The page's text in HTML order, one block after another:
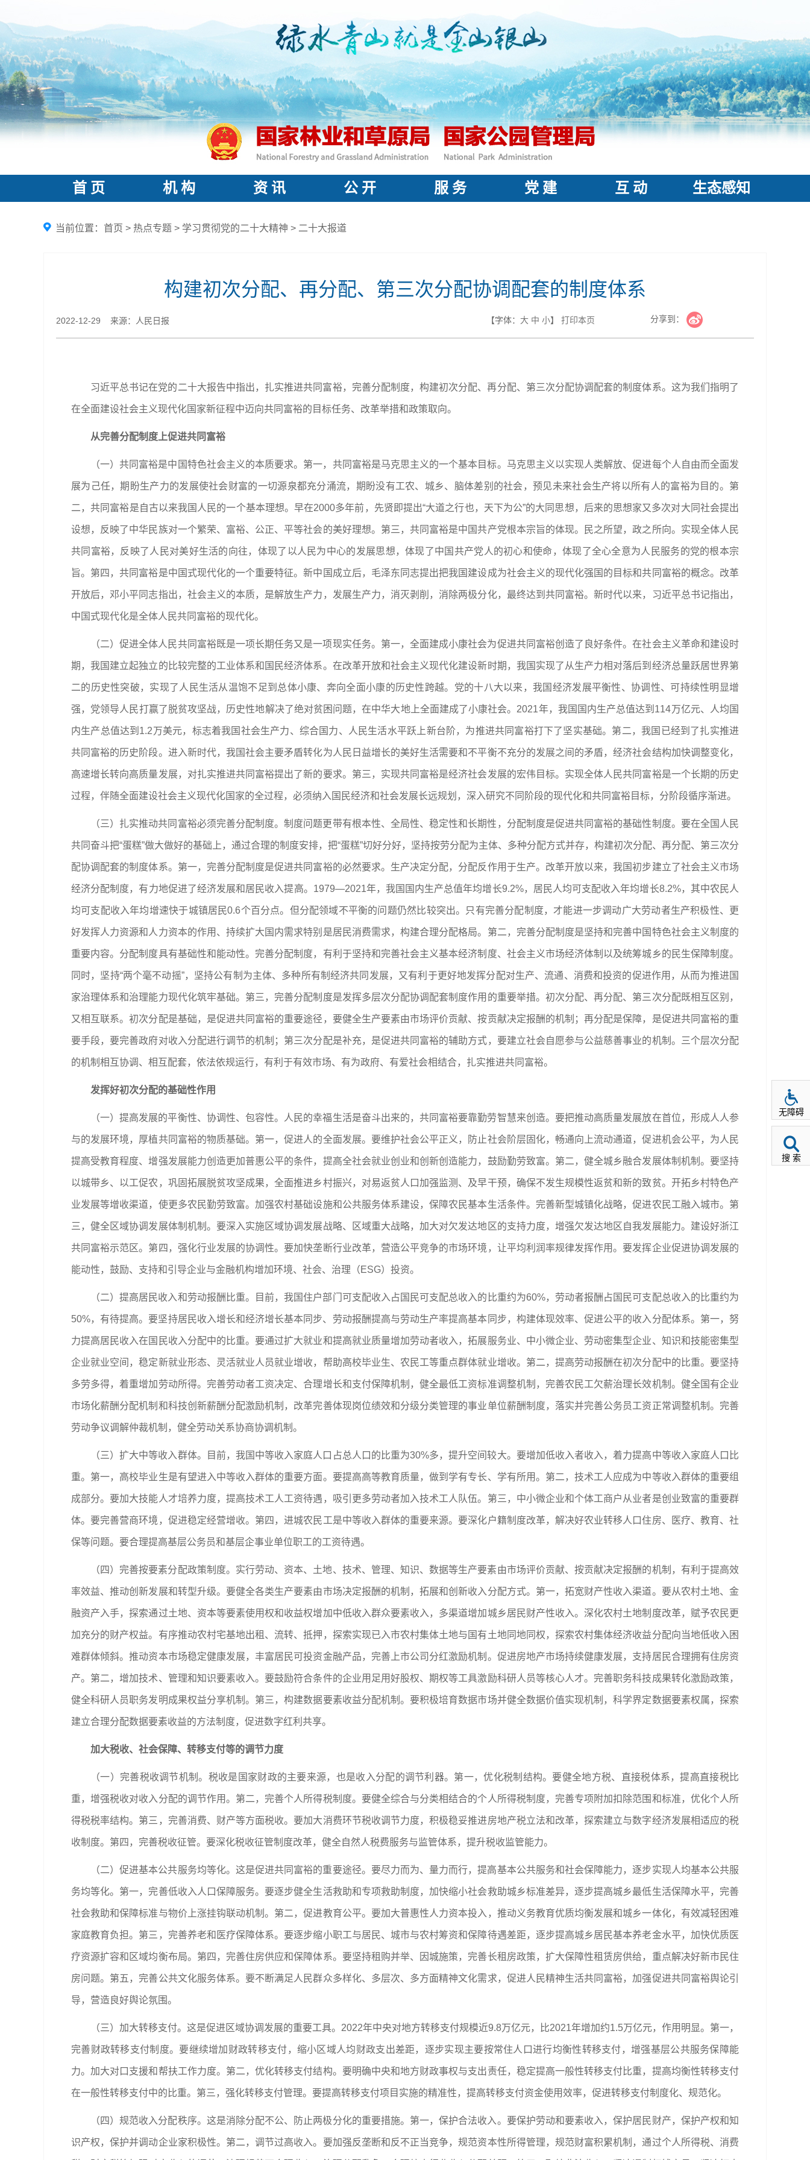
首 页 机 构 资 讯 公 开 服 务 党 建 互 动 生态感知
当前位置： 首页 > 热点专题 > 学习贯彻党的二十大精神 > 二十大报道
构建初次分配、再分配、第三次分配协调配套的制度体系
2022-12-29 来源：人民日报 【字体： 大 中 小】 打印本页 分享到：
习近平总书记在党的二十大报告中指出，扎实推进共同富裕，完善分配制度，构建初次分配、再分配、第三次分配协调配套的制度体系。这为我们指明了
在全面建设社会主义现代化国家新征程中迈向共同富裕的目标任务、改革举措和政策取向。
从完善分配制度上促进共同富裕
（一）共同富裕是中国特色社会主义的本质要求。第一，共同富裕是马克思主义的一个基本目标。马克思主义以实现人类解放、促进每个人自由而全面发
展为己任，期盼生产力的发展使社会财富的一切源泉都充分涌流，期盼没有工农、城乡、脑体差别的社会，预见未来社会生产将以所有人的富裕为目的。第
二，共同富裕是自古以来我国人民的一个基本理想。早在2000多年前，先贤即提出“大道之行也，天下为公”的大同思想，后来的思想家又多次对大同社会提出
设想，反映了中华民族对一个繁荣、富裕、公正、平等社会的美好理想。第三，共同富裕是中国共产党根本宗旨的体现。民之所望，政之所向。实现全体人民
共同富裕，反映了人民对美好生活的向往，体现了以人民为中心的发展思想，体现了中国共产党人的初心和使命，体现了全心全意为人民服务的党的根本宗
旨。第四，共同富裕是中国式现代化的一个重要特征。新中国成立后，毛泽东同志提出把我国建设成为社会主义的现代化强国的目标和共同富裕的概念。改革
开放后，邓小平同志指出，社会主义的本质，是解放生产力，发展生产力，消灭剥削，消除两极分化，最终达到共同富裕。新时代以来，习近平总书记指出，
中国式现代化是全体人民共同富裕的现代化。
（二）促进全体人民共同富裕既是一项长期任务又是一项现实任务。第一，全面建成小康社会为促进共同富裕创造了良好条件。在社会主义革命和建设时
期，我国建立起独立的比较完整的工业体系和国民经济体系。在改革开放和社会主义现代化建设新时期，我国实现了从生产力相对落后到经济总量跃居世界第
二的历史性突破，实现了人民生活从温饱不足到总体小康、奔向全面小康的历史性跨越。党的十八大以来，我国经济发展平衡性、协调性、可持续性明显增
强，党领导人民打赢了脱贫攻坚战，历史性地解决了绝对贫困问题，在中华大地上全面建成了小康社会。2021年，我国国内生产总值达到114万亿元、人均国
内生产总值达到1.2万美元，标志着我国社会生产力、综合国力、人民生活水平跃上新台阶，为推进共同富裕打下了坚实基础。第二，我国已经到了扎实推进
共同富裕的历史阶段。进入新时代，我国社会主要矛盾转化为人民日益增长的美好生活需要和不平衡不充分的发展之间的矛盾，经济社会结构加快调整变化，
高速增长转向高质量发展，对扎实推进共同富裕提出了新的要求。第三，实现共同富裕是经济社会发展的宏伟目标。实现全体人民共同富裕是一个长期的历史
过程，伴随全面建设社会主义现代化国家的全过程，必须纳入国民经济和社会发展长远规划，深入研究不同阶段的现代化和共同富裕目标，分阶段循序渐进。
（三）扎实推动共同富裕必须完善分配制度。制度问题更带有根本性、全局性、稳定性和长期性，分配制度是促进共同富裕的基础性制度。要在全国人民
共同奋斗把“蛋糕”做大做好的基础上，通过合理的制度安排，把“蛋糕”切好分好，坚持按劳分配为主体、多种分配方式并存，构建初次分配、再分配、第三次分
配协调配套的制度体系。第一，完善分配制度是促进共同富裕的必然要求。生产决定分配，分配反作用于生产。改革开放以来，我国初步建立了社会主义市场
经济分配制度，有力地促进了经济发展和居民收入提高。1979—2021年，我国国内生产总值年均增长9.2%，居民人均可支配收入年均增长8.2%，其中农民人
均可支配收入年均增速快于城镇居民0.6个百分点。但分配领域不平衡的问题仍然比较突出。只有完善分配制度，才能进一步调动广大劳动者生产积极性、更
好发挥人力资源和人力资本的作用、持续扩大国内需求特别是居民消费需求，构建合理分配格局。第二，完善分配制度是坚持和完善中国特色社会主义制度的
重要内容。分配制度具有基础性和能动性。完善分配制度，有利于坚持和完善社会主义基本经济制度、社会主义市场经济体制以及统筹城乡的民生保障制度。
同时，坚持“两个毫不动摇”，坚持公有制为主体、多种所有制经济共同发展，又有利于更好地发挥分配对生产、流通、消费和投资的促进作用，从而为推进国
家治理体系和治理能力现代化筑牢基础。第三，完善分配制度是发挥多层次分配协调配套制度作用的重要举措。初次分配、再分配、第三次分配既相互区别，
又相互联系。初次分配是基础，是促进共同富裕的重要途径，要健全生产要素由市场评价贡献、按贡献决定报酬的机制；再分配是保障，是促进共同富裕的重
要手段，要完善政府对收入分配进行调节的机制；第三次分配是补充，是促进共同富裕的辅助方式，要建立社会自愿参与公益慈善事业的机制。三个层次分配
的机制相互协调、相互配套，依法依规运行，有利于有效市场、有为政府、有爱社会相结合，扎实推进共同富裕。
发挥好初次分配的基础性作用
（一）提高发展的平衡性、协调性、包容性。人民的幸福生活是奋斗出来的，共同富裕要靠勤劳智慧来创造。要把推动高质量发展放在首位，形成人人参
与的发展环境，厚植共同富裕的物质基础。第一，促进人的全面发展。要维护社会公平正义，防止社会阶层固化，畅通向上流动通道，促进机会公平，为人民
提高受教育程度、增强发展能力创造更加普惠公平的条件，提高全社会就业创业和创新创造能力，鼓励勤劳致富。第二，健全城乡融合发展体制机制。要坚持
以城带乡、以工促农，巩固拓展脱贫攻坚成果，全面推进乡村振兴，对易返贫人口加强监测、及早干预，确保不发生规模性返贫和新的致贫。开拓乡村特色产
业发展等增收渠道，使更多农民勤劳致富。加强农村基础设施和公共服务体系建设，保障农民基本生活条件。完善新型城镇化战略，促进农民工融入城市。第
三，健全区域协调发展体制机制。要深入实施区域协调发展战略、区域重大战略，加大对欠发达地区的支持力度，增强欠发达地区自我发展能力。建设好浙江
共同富裕示范区。第四，强化行业发展的协调性。要加快垄断行业改革，营造公平竞争的市场环境，让平均利润率规律发挥作用。要发挥企业促进协调发展的
能动性，鼓励、支持和引导企业与金融机构增加环境、社会、治理（ESG）投资。
（二）提高居民收入和劳动报酬比重。目前，我国住户部门可支配收入占国民可支配总收入的比重约为60%，劳动者报酬占国民可支配总收入的比重约为
50%，有待提高。要坚持居民收入增长和经济增长基本同步、劳动报酬提高与劳动生产率提高基本同步，构建体现效率、促进公平的收入分配体系。第一，努
力提高居民收入在国民收入分配中的比重。要通过扩大就业和提高就业质量增加劳动者收入，拓展服务业、中小微企业、劳动密集型企业、知识和技能密集型
企业就业空间，稳定新就业形态、灵活就业人员就业增收，帮助高校毕业生、农民工等重点群体就业增收。第二，提高劳动报酬在初次分配中的比重。要坚持
多劳多得，着重增加劳动所得。完善劳动者工资决定、合理增长和支付保障机制，健全最低工资标准调整机制，完善农民工欠薪治理长效机制。健全国有企业
市场化薪酬分配机制和科技创新薪酬分配激励机制，改革完善体现岗位绩效和分级分类管理的事业单位薪酬制度，落实并完善公务员工资正常调整机制。完善
劳动争议调解仲裁机制，健全劳动关系协商协调机制。
（三）扩大中等收入群体。目前，我国中等收入家庭人口占总人口的比重为30%多，提升空间较大。要增加低收入者收入，着力提高中等收入家庭人口比
重。第一，高校毕业生是有望进入中等收入群体的重要方面。要提高高等教育质量，做到学有专长、学有所用。第二，技术工人应成为中等收入群体的重要组
成部分。要加大技能人才培养力度，提高技术工人工资待遇，吸引更多劳动者加入技术工人队伍。第三，中小微企业和个体工商户从业者是创业致富的重要群
体。要完善营商环境，促进稳定经营增收。第四，进城农民工是中等收入群体的重要来源。要深化户籍制度改革，解决好农业转移人口住房、医疗、教育、社
保等问题。要合理提高基层公务员和基层企事业单位职工的工资待遇。
（四）完善按要素分配政策制度。实行劳动、资本、土地、技术、管理、知识、数据等生产要素由市场评价贡献、按贡献决定报酬的机制，有利于提高效
率效益、推动创新发展和转型升级。要健全各类生产要素由市场决定报酬的机制，拓展和创新收入分配方式。第一，拓宽财产性收入渠道。要从农村土地、金
融资产入手，探索通过土地、资本等要素使用权和收益权增加中低收入群众要素收入，多渠道增加城乡居民财产性收入。深化农村土地制度改革，赋予农民更
加充分的财产权益。有序推动农村宅基地出租、流转、抵押，探索实现已入市农村集体土地与国有土地同地同权，探索农村集体经济收益分配向当地低收入困
难群体倾斜。推动资本市场稳定健康发展，丰富居民可投资金融产品，完善上市公司分红激励机制。促进房地产市场持续健康发展，支持居民合理拥有住房资
产。第二，增加技术、管理和知识要素收入。要鼓励符合条件的企业用足用好股权、期权等工具激励科研人员等核心人才。完善职务科技成果转化激励政策，
健全科研人员职务发明成果权益分享机制。第三，构建数据要素收益分配机制。要积极培育数据市场并健全数据价值实现机制，科学界定数据要素权属，探索
建立合理分配数据要素收益的方法制度，促进数字红利共享。
加大税收、社会保障、转移支付等的调节力度
（一）完善税收调节机制。税收是国家财政的主要来源，也是收入分配的调节利器。第一，优化税制结构。要健全地方税、直接税体系，提高直接税比
重，增强税收对收入分配的调节作用。第二，完善个人所得税制度。要健全综合与分类相结合的个人所得税制度，完善专项附加扣除范围和标准，优化个人所
得税税率结构。第三，完善消费、财产等方面税收。要加大消费环节税收调节力度，积极稳妥推进房地产税立法和改革，探索建立与数字经济发展相适应的税
收制度。第四，完善税收征管。要深化税收征管制度改革，健全自然人税费服务与监管体系，提升税收监管能力。
（二）促进基本公共服务均等化。这是促进共同富裕的重要途径。要尽力而为、量力而行，提高基本公共服务和社会保障能力，逐步实现人均基本公共服
务均等化。第一，完善低收入人口保障服务。要逐步健全生活救助和专项救助制度，加快缩小社会救助城乡标准差异，逐步提高城乡最低生活保障水平，完善
社会救助和保障标准与物价上涨挂钩联动机制。第二，促进教育公平。要加大普惠性人力资本投入，推动义务教育优质均衡发展和城乡一体化，有效减轻困难
家庭教育负担。第三，完善养老和医疗保障体系。要逐步缩小职工与居民、城市与农村筹资和保障待遇差距，逐步提高城乡居民基本养老金水平，加快优质医
疗资源扩容和区域均衡布局。第四，完善住房供应和保障体系。要坚持租购并举、因城施策，完善长租房政策，扩大保障性租赁房供给，重点解决好新市民住
房问题。第五，完善公共文化服务体系。要不断满足人民群众多样化、多层次、多方面精神文化需求，促进人民精神生活共同富裕，加强促进共同富裕舆论引
导，营造良好舆论氛围。
（三）加大转移支付。这是促进区域协调发展的重要工具。2022年中央对地方转移支付规模近9.8万亿元，比2021年增加约1.5万亿元，作用明显。第一，
完善财政转移支付制度。要继续增加财政转移支付，缩小区域人均财政支出差距，逐步实现主要按常住人口进行均衡性转移支付，增强基层公共服务保障能
力。加大对口支援和帮扶工作力度。第二，优化转移支付结构。要明确中央和地方财政事权与支出责任，稳定提高一般性转移支付比重，提高均衡性转移支付
在一般性转移支付中的比重。第三，强化转移支付管理。要提高转移支付项目实施的精准性，提高转移支付资金使用效率，促进转移支付制度化、规范化。
（四）规范收入分配秩序。这是消除分配不公、防止两极分化的重要措施。第一，保护合法收入。要保护劳动和要素收入，保护居民财产，保护产权和知
识产权，保护并调动企业家积极性。第二，调节过高收入。要加强反垄断和反不正当竞争，规范资本性所得管理，规范财富积累机制，通过个人所得税、消费
无障碍
搜 索